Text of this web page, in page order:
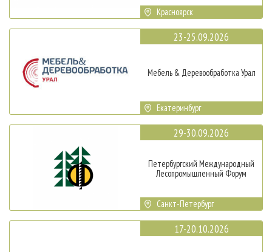
Красноярск
23-25.09.2026
Мебель & Деревообработка Урал
Екатеринбург
29-30.09.2026
Петербургский Международный
Лесопромышленный Форум
Санкт-Петербург
17-20.10.2026